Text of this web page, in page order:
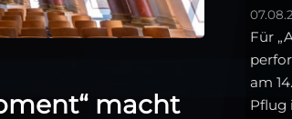
macht
Für
am
Pflug